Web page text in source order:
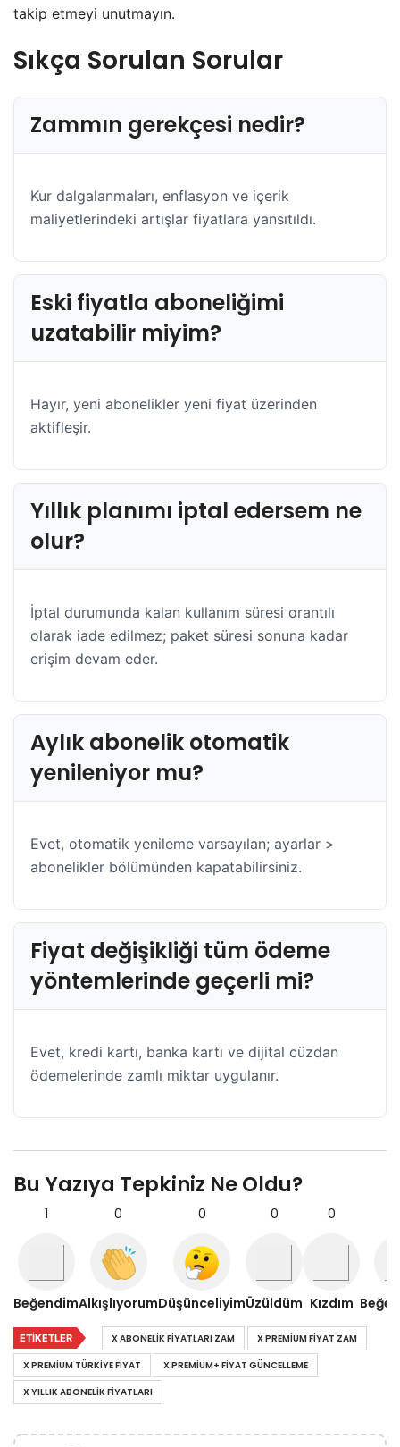
takip etmeyi unutmayın.
Sıkça Sorulan Sorular
Zammın gerekçesi nedir?
Kur dalgalanmaları, enflasyon ve içerik
maliyetlerindeki artışlar fiyatlara yansıtıldı.
Eski fiyatla aboneliğimi
uzatabilir miyim?
Hayır, yeni abonelikler yeni fiyat üzerinden
aktifleşir.
Yıllık planımı iptal edersem ne
olur?
İptal durumunda kalan kullanım süresi orantılı
olarak iade edilmez; paket süresi sonuna kadar
erişim devam eder.
Aylık abonelik otomatik
yenileniyor mu?
Evet, otomatik yenileme varsayılan; ayarlar >
abonelikler bölümünden kapatabilirsiniz.
Fiyat değişikliği tüm ödeme
yöntemlerinde geçerli mi?
Evet, kredi kartı, banka kartı ve dijital cüzdan
ödemelerinde zamlı miktar uygulanır.
Bu Yazıya Tepkiniz Ne Oldu?
1
Beğendim
0
Alkışlıyorum
0
Düşünceliyim
0
Üzüldüm
0
Kızdım
ETIKETLER X ABONELIK FIYATLARI ZAM
X PREMIUM FIYAT ZAM
X PREMIUM TÜRKIYE FIYAT
X PREMIUM+ FIYAT GÜNCELLEME
X YILLIK ABONELIK FIYATLARI